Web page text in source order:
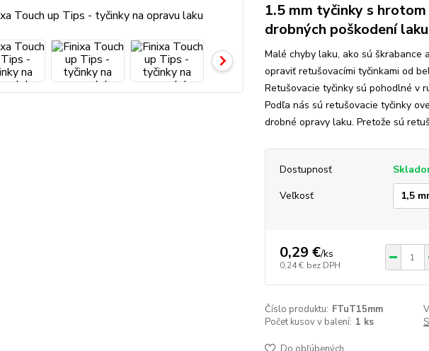
1.5 mm tyčinky s
drobných poškodení laku
Malé chyby laku, ako sú škrabance
opraviť retušovacími tyčinkami od
Retušovacie tyčinky sú pohodlné v
Podľa nás sú retušovacie tyčinky
drobné opravy laku. Pretože sú
Dostupnosť
Veľkosť
0,29 €/ks
0,24 € bez DPH
Číslo produktu: FTuT15mm
Počet kusov v balení: 1 ks